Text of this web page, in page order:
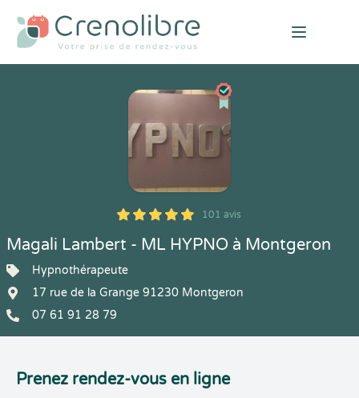
Open
5
1
5
101 101 avis
Magali Lambert - ML HYPNO à Montgeron
Hypnothérapeute
17 rue de la Grange 91230 Montgeron
07 61 91 28 79
Prenez rendez-vous en ligne